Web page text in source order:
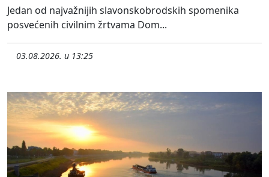
Jedan od najvažnijih slavonskobrodskih spomenika
posvećenih civilnim žrtvama Dom...
03.08.2026. u 13:25